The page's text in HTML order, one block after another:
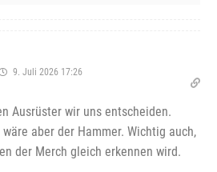
9. Juli 2026 17:26
Ausrüster wir uns entscheiden.
aber der Hammer. Wichtig auch,
der Merch gleich erkennen wird.